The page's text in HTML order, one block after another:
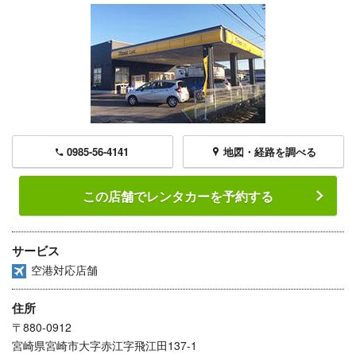
0985-56-4141 地図・経路を調べる
この店舗でレンタカーを予約する
サービス
空港対応店舗
住所
〒880-0912
宮崎県宮崎市大字赤江字飛江田137-1